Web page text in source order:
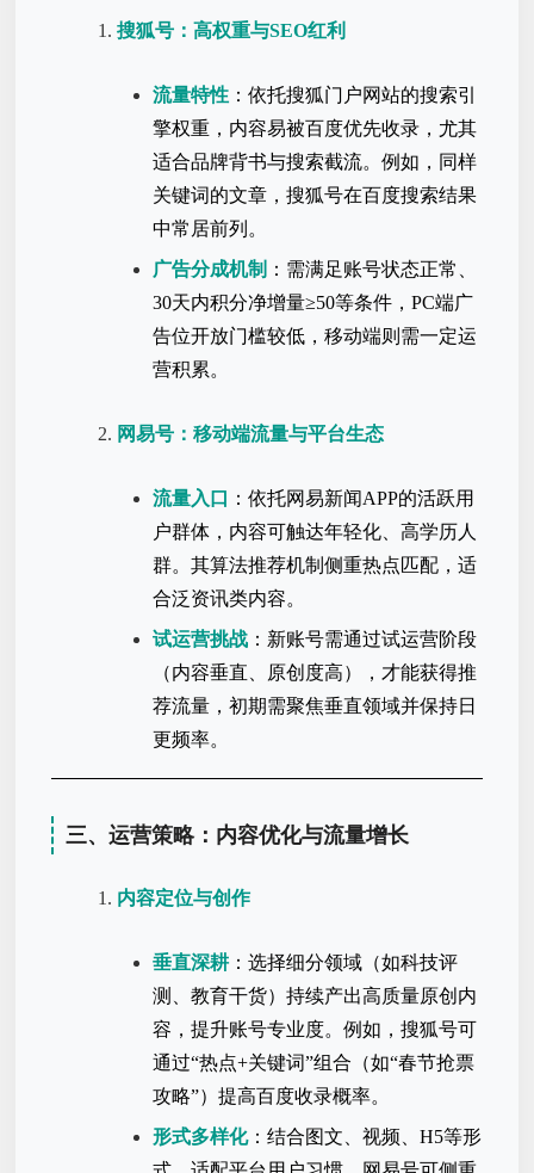
搜狐号：高权重与SEO红利
流量特性 ：依托搜狐门户网站的搜索引
擎权重，内容易被百度优先收录，尤其
适合品牌背书与搜索截流。例如，同样
关键词的文章，搜狐号在百度搜索结果
中常居前列。
广告分成机制 ：需满足账号状态正常、
30天内积分净增量≥50等条件，PC端广
告位开放门槛较低，移动端则需一定运
营积累。
网易号：移动端流量与平台生态
流量入口
：依托网易新闻APP的活跃用
户群体，内容可触达年轻化、高学历人
群。其算法推荐机制侧重热点匹配，适
合泛资讯类内容。
试运营挑战 ：新账号需通过试运营阶段
（内容垂直、原创度高），才能获得推
荐流量，初期需聚焦垂直领域并保持日
更频率。
三、运营策略：内容优化与流量增长
内容定位与创作
垂直深耕：选择细分领域（如科技评
测、教育干货）持续产出高质量原创内
容，提升账号专业度。例如，搜狐号可
通过“热点+关键词”组合（如“春节抢票
攻略”）提高百度收录概率。
形式多样化：结合图文、视频、H5等形